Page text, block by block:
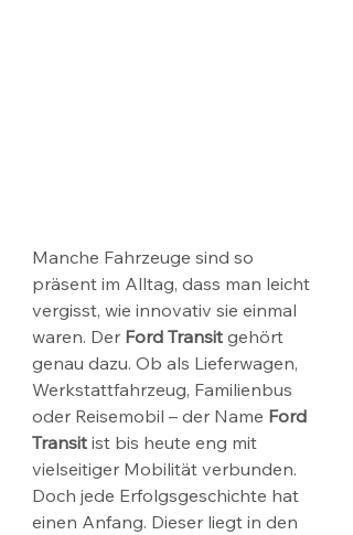
Manche Fahrzeuge sind so
präsent im Alltag, dass man leicht
vergisst, wie innovativ sie einmal
waren. Der Ford Transit gehört
genau dazu. Ob als Lieferwagen,
Werkstattfahrzeug, Familienbus
oder Reisemobil – der Name Ford
Transit ist bis heute eng mit
vielseitiger Mobilität verbunden.
Doch jede Erfolgsgeschichte hat
einen Anfang. Dieser liegt in den